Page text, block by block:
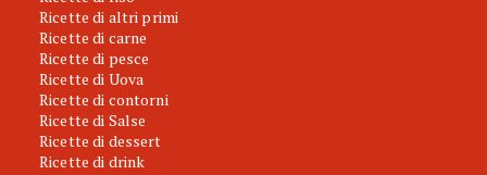
Ricette di altri primi
Ricette di carne
Ricette di pesce
Ricette di Uova
Ricette di contorni
Ricette di Salse
Ricette di dessert
Ricette di drink